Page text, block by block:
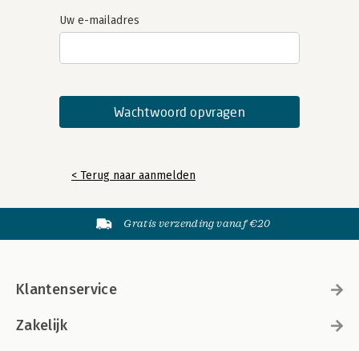
Uw e-mailadres
< Terug naar aanmelden
Gratis verzending vanaf €20
Klantenservice
Zakelijk